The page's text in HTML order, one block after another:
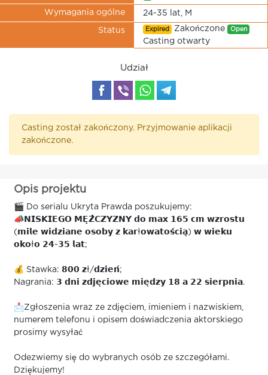
Wymagania ogólne 24-35 lat, M
Status Expired Zakończone Open
Casting otwarty
Udział
Casting został zakończony. Przyjmowanie aplikacji
zakończone.
Opis projektu
🎬 Do serialu Ukryta Prawda poszukujemy:
📣𝗡𝗜𝗦𝗞𝗜𝗘𝗚𝗢 𝗠𝗘̨𝗭̇𝗖𝗭𝗬𝗭𝗡𝗬 𝗱𝗼 𝗺𝗮𝘅 𝟭𝟲𝟱 𝗰𝗺 𝘄𝘇𝗿𝗼𝘀𝘁𝘂
(𝗺𝗶𝗹𝗲 𝘄𝗶𝗱𝘇𝗶𝗮𝗻𝗲 𝗼𝘀𝗼𝗯𝘆 𝘇 𝗸𝗮𝗿ł𝗼𝘄𝗮𝘁𝗼𝘀́𝗰𝗶𝗮̨) 𝘄 𝘄𝗶𝗲𝗸𝘂
𝗼𝗸𝗼ł𝗼 𝟮𝟰-𝟯𝟱 𝗹𝗮𝘁;
💰 Stawka: 𝟴𝟬𝟬 𝘇ł/𝗱𝘇𝗶𝗲𝗻́;
Nagrania: 𝟯 𝗱𝗻𝗶 𝘇𝗱𝗷𝗲̨𝗰𝗶𝗼𝘄𝗲 𝗺𝗶𝗲̨𝗱𝘇𝘆 𝟭𝟴 𝗮 𝟮𝟮 𝘀𝗶𝗲𝗿𝗽𝗻𝗶𝗮.
📩Zgłoszenia wraz ze zdjęciem, imieniem i nazwiskiem,
numerem telefonu i opisem doświadczenia aktorskiego
prosimy wysyłać
Odezwiemy się do wybranych osób ze szczegółami.
Dziękujemy!